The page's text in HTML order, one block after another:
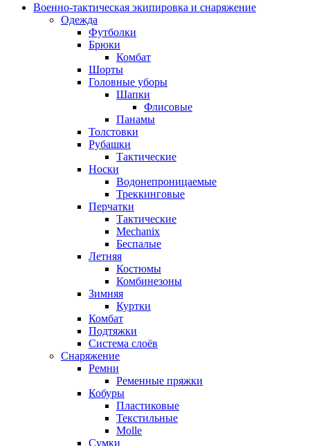
Военно-тактическая экипировка и снаряжение
Одежда
Футболки
Брюки
Комбат
Шорты
Головные уборы
Шапки
Флисовые
Панамы
Толстовки
Рубашки
Тактические
Носки
Водонепроницаемые
Треккинговые
Перчатки
Тактические
Mechanix
Беспалые
Летняя
Костюмы
Комбинезоны
Зимняя
Куртки
Комбат
Подтяжки
Система слоёв
Снаряжение
Ремни
Ременные пряжки
Кобуры
Пластиковые
Текстильные
Molle
Сумки